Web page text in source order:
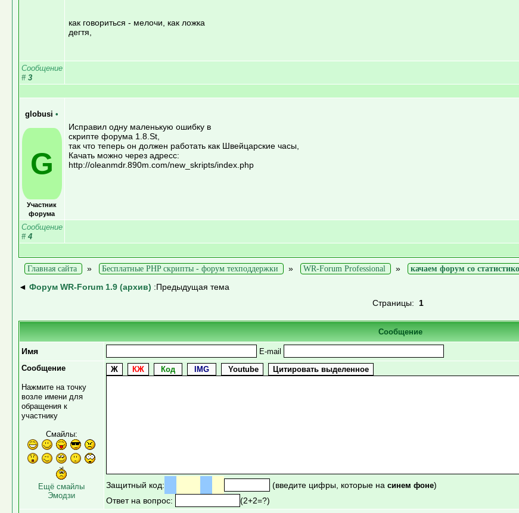
как говориться - мелочи, как ложка
дегтя,
Сообщение
# 3
globusi •
G
Участник
форума
Исправил одну маленькую ошибку в
скрипте форума 1.8.St,
так что теперь он должен работать как Швейцарские часы,
Качать можно через адресс:
http://oleanmdr.890m.com/new_skripts/index.php
Сообщение
# 4
Главная сайта » Бесплатные PHP скрипты - форум техподдержки » WR-Forum Professional » качаем форум со
◄ Форум WR-Forum 1.9 (архив) :Предыдущая тема
Страницы: 1
Сообщение
Имя
E-mail
Сообщение
Нажмите на точку
возле имени для
обращения к
участнику
Смайлы:
Ещё смайлы
Эмодзи
Защитный код: (введите цифры, которые на синем фоне)
Ответ на вопрос:
(2+2=?)